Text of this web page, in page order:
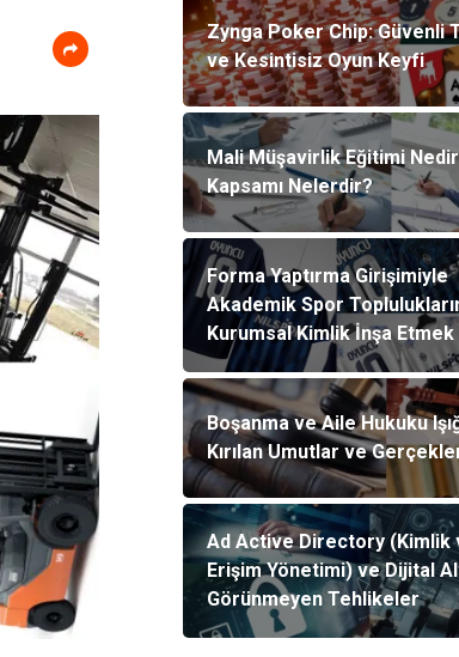
Zynga Poker Chip: Güvenli
ve Kesintisiz Oyun Keyfi
Mali Müşavirlik Eğitimi
Kapsamı Nelerdir?
Forma Yaptırma Girişimiyle
Akademik Spor
Kurumsal Kimlik İnşa Etmek
Boşanma ve Aile Hukuku
Kırılan Umutlar ve
Ad Active Directory (Kimlik
Erişim Yönetimi) ve Dijital
Görünmeyen Tehlikeler